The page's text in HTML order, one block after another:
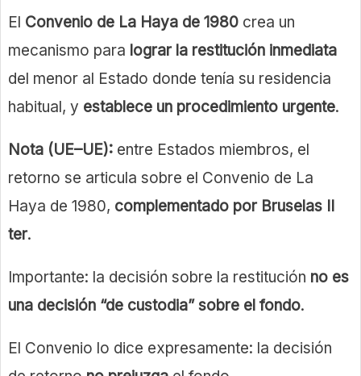
El Convenio de La Haya de 1980 crea un
mecanismo para lograr la restitución inmediata
del menor al Estado donde tenía su residencia
habitual, y establece un procedimiento urgente.
Nota (UE–UE): entre Estados miembros, el
retorno se articula sobre el Convenio de La
Haya de 1980, complementado por Bruselas II
ter.
Importante: la decisión sobre la restitución no es
una decisión “de custodia” sobre el fondo.
El Convenio lo dice expresamente: la decisión